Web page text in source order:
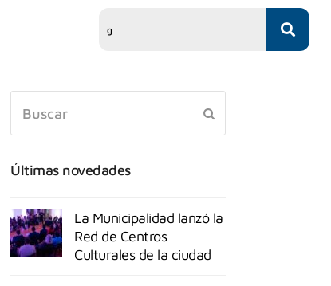
Últimas novedades
La Municipalidad lanzó la
Red de Centros
Culturales de la ciudad